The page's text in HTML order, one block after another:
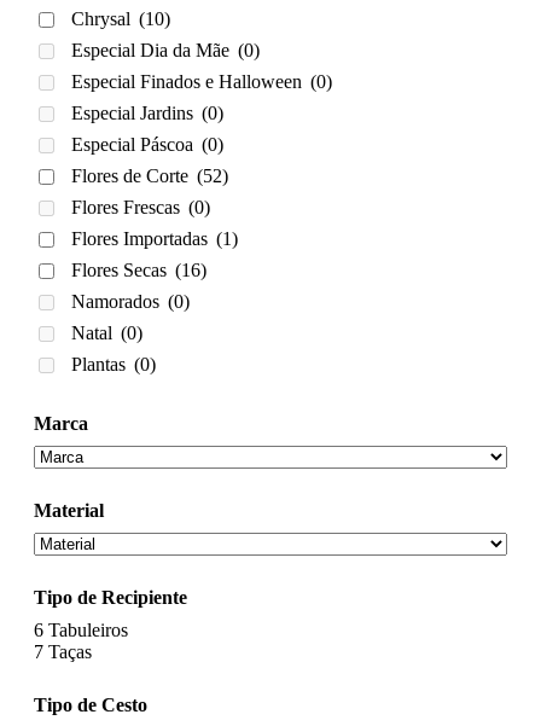
Chrysal (10)
Especial Dia da Mãe (0)
Especial Finados e Halloween (0)
Especial Jardins (0)
Especial Páscoa (0)
Flores de Corte (52)
Flores Frescas (0)
Flores Importadas (1)
Flores Secas (16)
Namorados (0)
Natal (0)
Plantas (0)
Marca
Material
Tipo de Recipiente
6 Tabuleiros
7 Taças
Tipo de Cesto